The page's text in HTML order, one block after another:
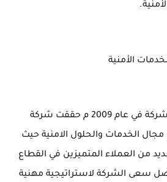
الأمنية
منذ انطلاق وتأسيس الشركة في عام 2009 م حققت شركة
الخدمات والحلول الامنية حيث
من العملاء المتميزين في القطاع
سعى الشركة لاستراتيجية مهنية